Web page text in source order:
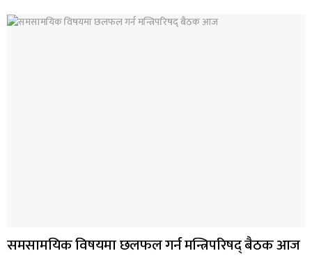
समसामयिक विषयमा छलफल गर्न मन्त्रिपरिषद् बैठक आज